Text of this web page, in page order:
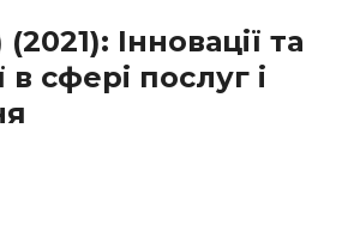
Інновації та
в сфері послуг і